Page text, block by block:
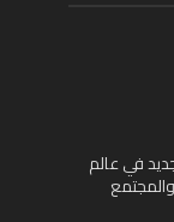
في عالم